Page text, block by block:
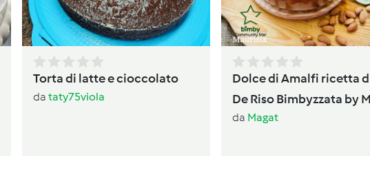
Torta di latte e cioccolato
da taty75viola
Dolce di Amalfi ricetta
De Riso Bimbyzzata by
da Magat